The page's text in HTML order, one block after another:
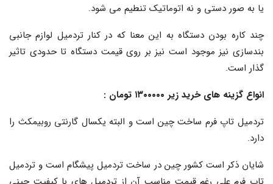
یا به صور دستی و نه اتوماتیک تنطیم می شود.
چند کاره بودن دستگاه به این معنا که در کنار تردمیل لوازم جانبی
بندسازی نیز موجود است نیز بر روی قیمت دستگاه تا حدودی تاثیر
گذار است.
انواع گزینه های خرید زیر ۱۳۰۰۰۰۰ تومان :
تردمیل تاپ فرم ساخت چین است و البته یکسال گارنتی روبیمکث را
دارد.
شایان ذکر است کشور چین در ساخت تردمیل پیشگام است و تردمیل